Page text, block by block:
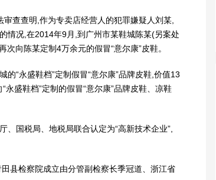
查查明,作为专卖店经营人的犯罪嫌疑人刘某,
情况,在2014年9月,到广州市某鞋城陈某(另案处
向陈某定制4万余元的假冒“意尔康”皮鞋。
“永盛鞋档”定制假冒“意尔康”品牌皮鞋,价值13
盛鞋档”定制的假冒“意尔康”品牌皮鞋、凉鞋
国税局、地税局联合认定为“高新技术企业”,
县检察院成立由分管副检察长季冠道、浙江省